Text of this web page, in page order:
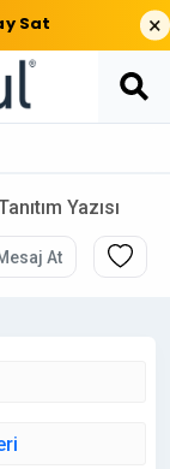
Sat ×
Yazısı
At